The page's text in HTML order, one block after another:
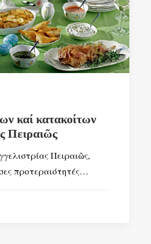
καί κατακοίτων
Πειραιῶς
Πειραιῶς,
προτεραιότητές…